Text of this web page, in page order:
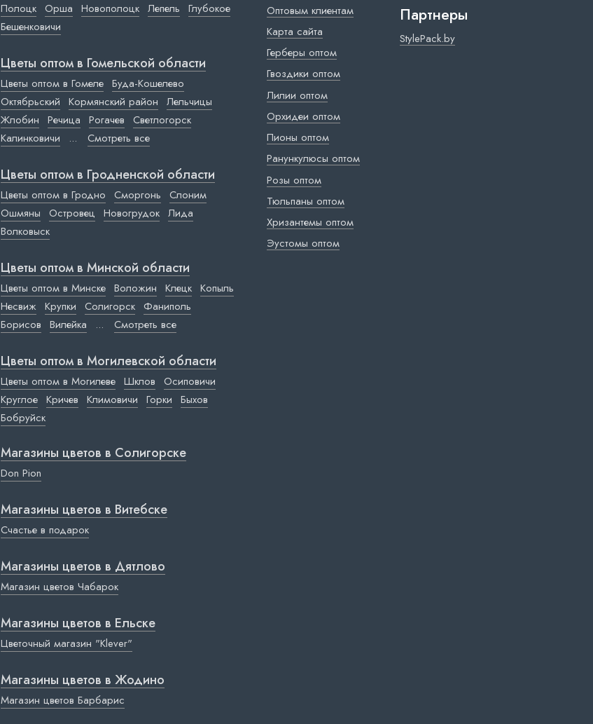
Полоцк Орша Новополоцк Лепель Глубокое
Бешенковичи
Цветы оптом в Гомельской области
Цветы оптом в Гомеле Буда-Кошелево
Октябрьский Кормянский район Лельчицы
Жлобин Речица Рогачев Светлогорск
Калинковичи
... Смотреть все
Цветы оптом в Гродненской области
Цветы оптом в Гродно Сморгонь Слоним
Ошмяны Островец Новогрудок Лида
Волковыск
Цветы оптом в Минской области
Цветы оптом в Минске Воложин Клецк Копыль
Несвиж Крупки Солигорск Фаниполь
Борисов Вилейка ... Смотреть все
Цветы оптом в Могилевской области
Цветы оптом в Могилеве Шклов Осиповичи
Круглое Кричев Климовичи Горки Быхов
Бобруйск
Магазины цветов в Cолигорске
Don Pion
Магазины цветов в Витебске
Счастье в подарок
Магазины цветов в Дятлово
Магазин цветов Чабарок
Магазины цветов в Ельске
Цветочный магазин "Klever"
Магазины цветов в Жодино
Магазин цветов Барбарис
Оптовым клиентам
Карта сайта
Герберы оптом
Гвоздики оптом
Лилии оптом
Орхидеи оптом
Пионы оптом
Ранункулюсы оптом
Розы оптом
Тюльпаны оптом
Хризантемы оптом
Эустомы оптом
Партнеры
StylePack.by